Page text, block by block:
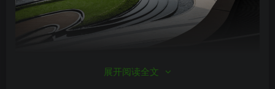
展开阅读全文